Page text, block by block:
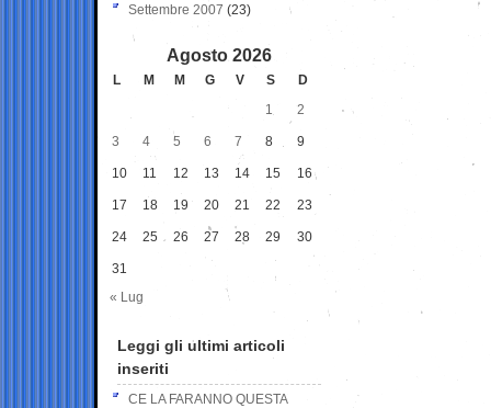
Settembre 2007 (23)
Agosto 2026
L M M G V S
D
1
2
3 4 5 6 7 8 9
10 11 12 13 14 15 16
17 18 19 20 21 22 23
24 25 26 27 28 29 30
31
« Lug
Leggi gli ultimi articoli
inseriti
CE LA FARANNO QUESTA